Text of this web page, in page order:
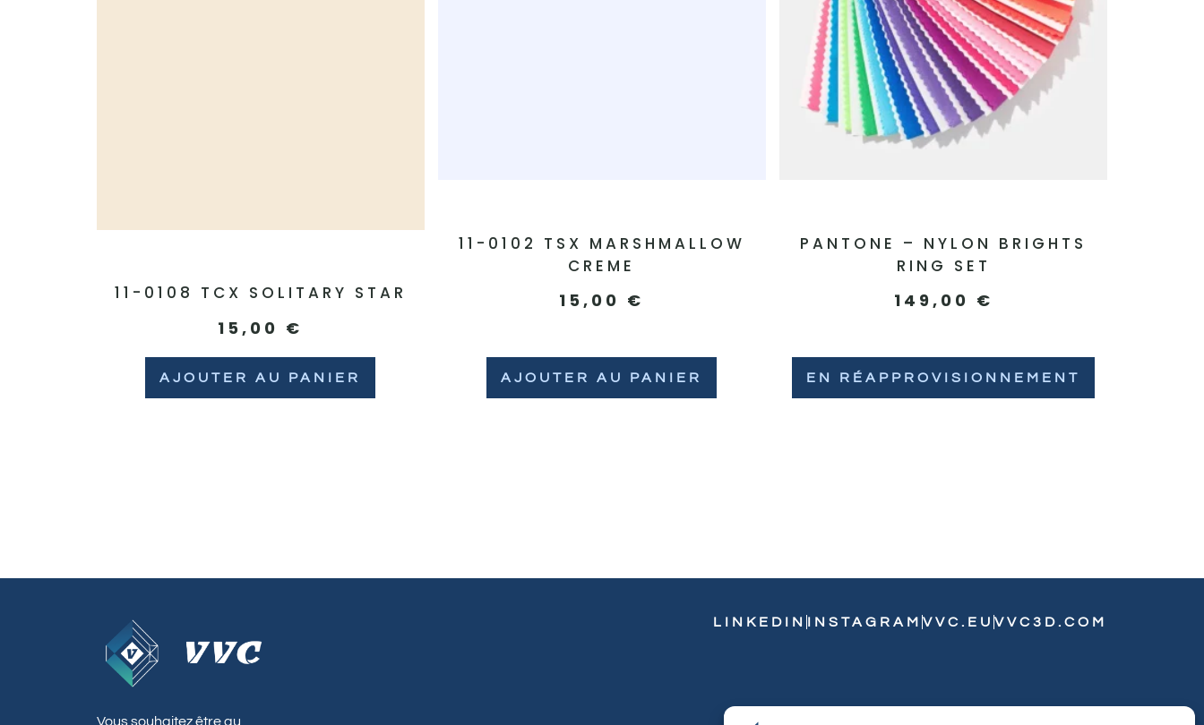
11-0108 TCX SOLITARY STAR
15,00 €
AJOUTER AU PANIER
11-0102 TSX MARSHMALLOW
CREME
15,00 €
AJOUTER AU PANIER
PANTONE – NYLON BRIGHTS
RING SET
149,00 €
EN RÉAPPROVISIONNEMENT
Vous souhaitez être au
LINKEDIN INSTAGRAM VVC.EU VVC3D.COM